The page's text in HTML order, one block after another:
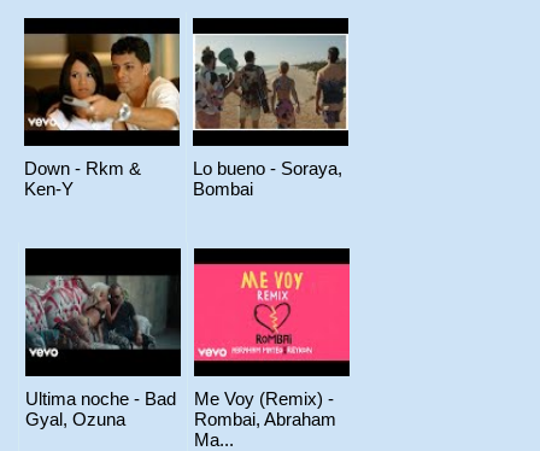
Down - Rkm &
Ken-Y
Lo bueno - Soraya,
Bombai
Ultima noche - Bad
Gyal, Ozuna
Me Voy (Remix) -
Rombai, Abraham
Ma...